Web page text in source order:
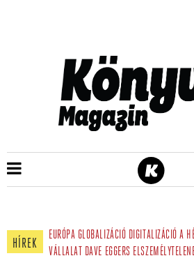
HÍREK
EURÓPA GLOBALIZÁCIÓ DIGITALIZÁCIÓ A
VÁLLALAT DAVE EGGERS